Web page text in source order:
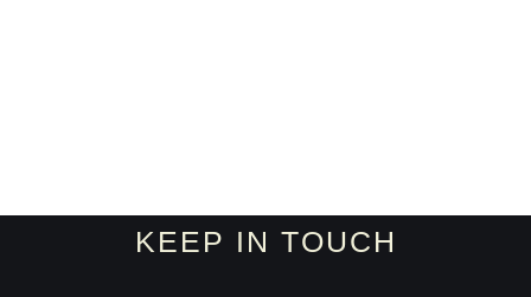
KEEP IN TOUCH